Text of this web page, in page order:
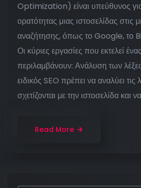
Optimization) είναι υπεύθυνος
ορατότητας μιας ιστοσελίδας στις
αναζήτησης, όπως το Google, το
Οι κύριες εργασίες που εκτελεί
περιλαμβάνουν: Ανάλυση των
ειδικός SEO πρέπει να αναλύει τις
σχετίζονται με την ιστοσελίδα και
Read More